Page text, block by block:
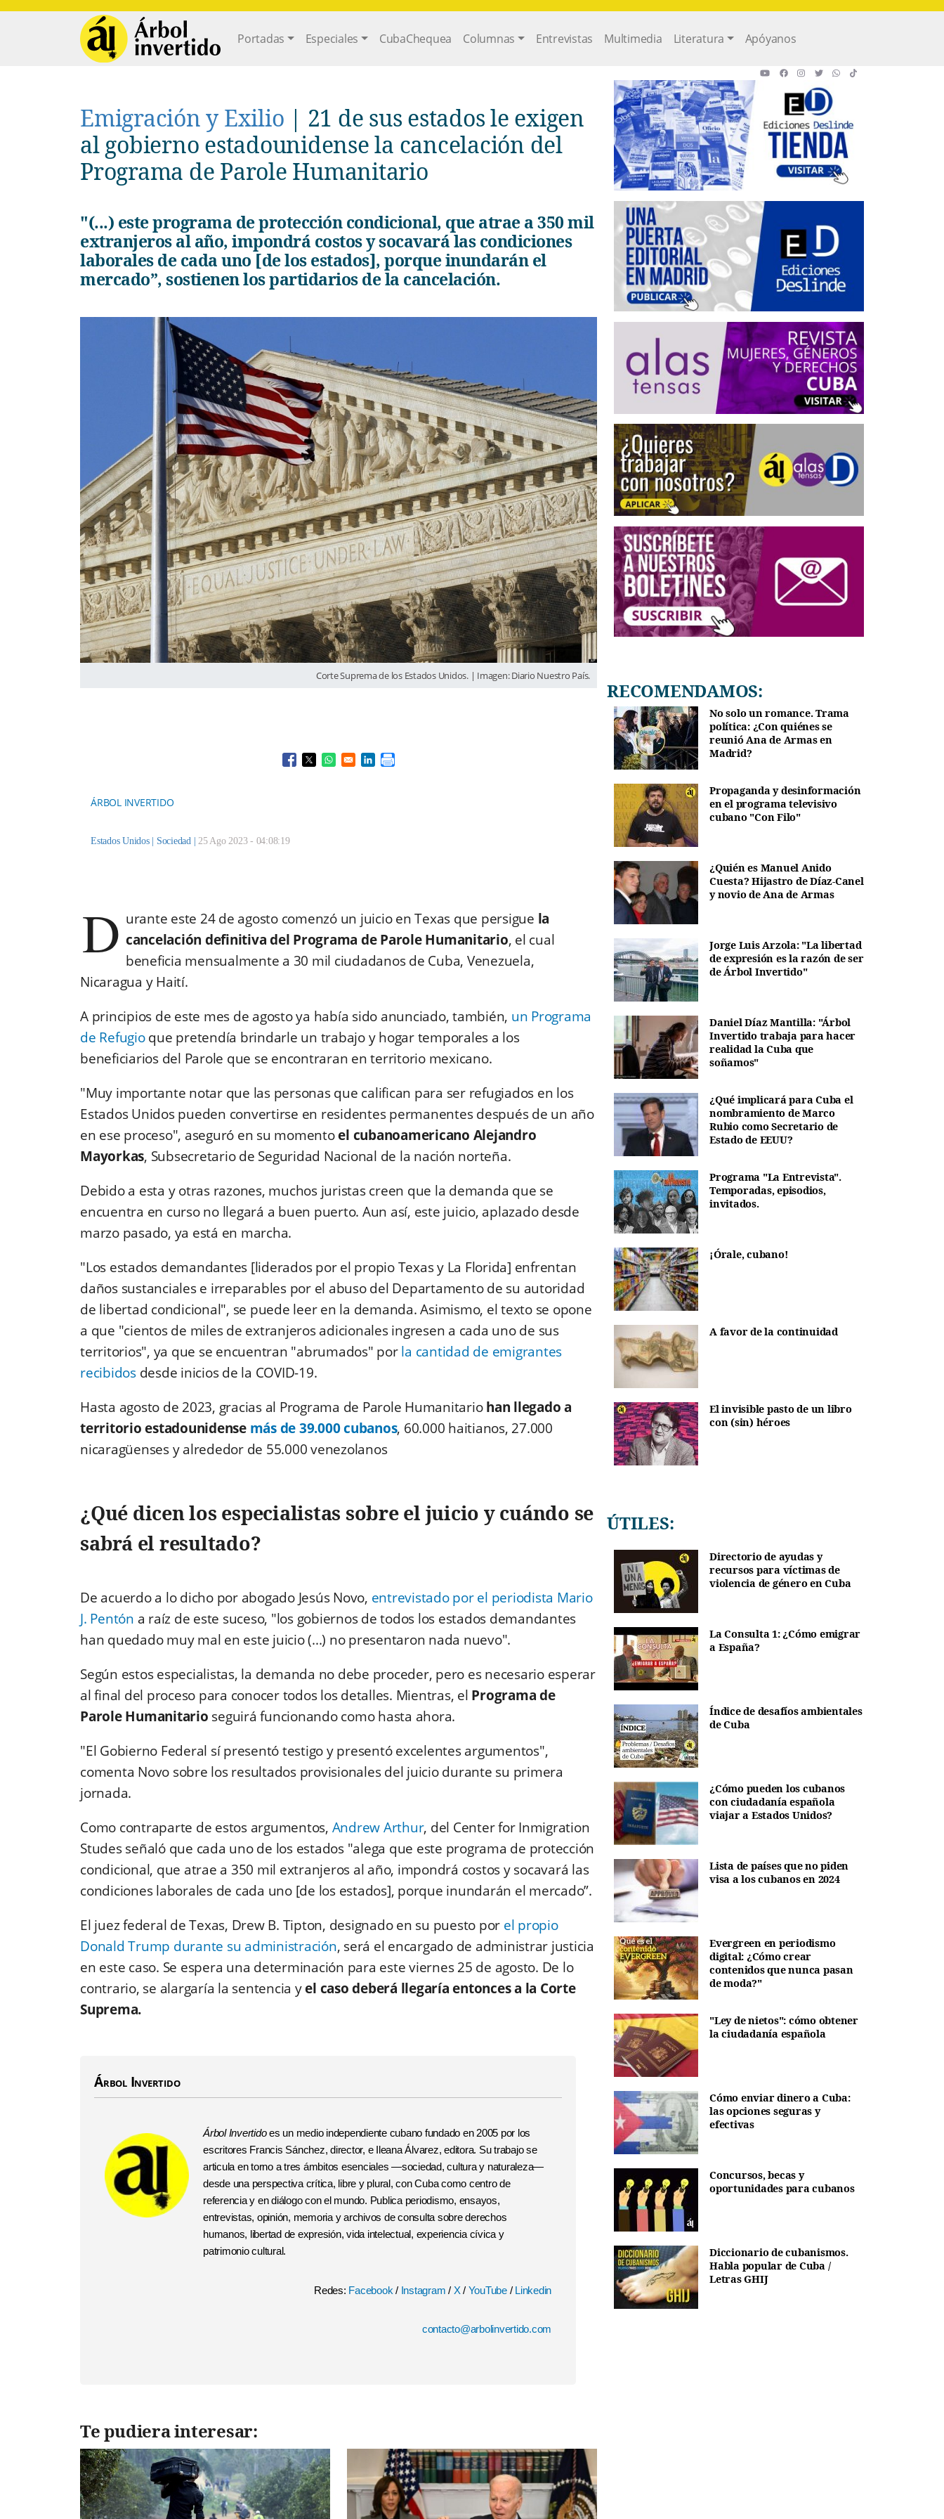
Main navigation
Portadas Especiales CubaChequea Columnas Entrevistas Multimedia Literatura Apóyanos
Emigración y Exilio | 21 de sus estados le exigen
al gobierno estadounidense la cancelación del
Programa de Parole Humanitario
"(...) este programa de protección condicional, que atrae a 350 mil
extranjeros al año, impondrá costos y socavará las condiciones
laborales de cada uno [de los estados], porque inundarán el
mercado”, sostienen los partidarios de la cancelación.
Corte Suprema de los Estados Unidos. | Imagen: Diario Nuestro País.
Opens in a new window
Opens in a new window
Opens in a new window
Opens in a new window
ÁRBOL INVERTIDO
Sociedad 25 Ago 2023 - 04:08:19
D urante este 24 de agosto comenzó un juicio en Texas que persigue la
cancelación definitiva del Programa de Parole Humanitario, el cual
beneficia mensualmente a 30 mil ciudadanos de Cuba, Venezuela,
Nicaragua y Haití.
A principios de este mes de agosto ya había sido anunciado, también, un Programa
de Refugioque pretendía brindarle un trabajo y hogar temporales a los
beneficiarios del Parole que se encontraran en territorio mexicano.
"Muy importante notar que las personas que califican para ser refugiados en los
Estados Unidos pueden convertirse en residentes permanentes después de un año
en ese proceso", aseguró en su momentoel cubanoamericano Alejandro
Mayorkas, Subsecretario de Seguridad Nacional de la nación norteña.
Debido a esta y otras razones, muchos juristas creen que la demanda que se
encuentra en curso no llegará a buen puerto. Aun así, este juicio, aplazado desde
marzo pasado, ya está en marcha.
"Los estados demandantes [liderados por el propio Texas y La Florida] enfrentan
daños sustanciales e irreparables por el abuso del Departamento de su autoridad
de libertad condicional", se puede leer en la demanda. Asimismo, el texto se opone
a que "cientos de miles de extranjeros adicionales ingresen a cada uno de sus
territorios", ya que se encuentran "abrumados" porla cantidad de emigrantes
recibidosdesde inicios de la COVID-19.
Hasta agosto de 2023, gracias al Programa de Parole Humanitariohan llegado a
territorio estadounidensemás de 39.000 cubanos, 60.000 haitianos, 27.000
nicaragüenses y alrededor de 55.000 venezolanos
¿Qué dicen los especialistas sobre el juicio y cuándo se
sabrá el resultado?
De acuerdo a lo dicho por abogado Jesús Novo, entrevistado por el periodista Mario
J. Pentón a raíz de este suceso, "los gobiernos de todos los estados demandantes
han quedado muy mal en este juicio (...) no presentaron nada nuevo".
Según estos especialistas, la demanda no debe proceder, pero es necesario esperar
al final del proceso para conocer todos los detalles. Mientras, el Programa de
Parole Humanitario seguirá funcionando como hasta ahora.
"El Gobierno Federal sí presentó testigo y presentó excelentes argumentos",
comenta Novo sobre los resultados provisionales del juicio durante su primera
jornada.
Como contraparte de estos argumentos, Andrew Arthur, del Center for Inmigration
Studes señaló que cada uno de los estados "alega que este programa de protección
condicional, que atrae a 350 mil extranjeros al año, impondrá costos y socavará las
condiciones laborales de cada uno [de los estados], porque inundarán el mercado”.
El juez federal de Texas, Drew B. Tipton, designado en su puesto por el propio
Donald Trump durante su administración, será el encargado de administrar justicia
en este caso. Se espera una determinación para este viernes 25 de agosto. De lo
contrario, se alargaría la sentencia yel caso deberá llegaría entonces a la Corte
Suprema.
Árbol Invertido
Árbol Invertidoes un medio independiente cubano fundado en 2005 por los
escritores Francis Sánchez, director, e Ileana Álvarez, editora. Su trabajo se
articula en torno a tres ámbitos esenciales —sociedad, cultura y naturaleza—
desde una perspectiva crítica, libre y plural, con Cuba como centro de
referencia y en diálogo con el mundo. Publica periodismo, ensayos,
entrevistas, opinión, memoria y archivos de consulta sobre derechos
humanos, libertad de expresión, vida intelectual, experiencia cívica y
patrimonio cultural.
Redes: Facebook / Instagram / X/ YouTube / Linkedin
contacto@arbolinvertido.com
Te pudiera interesar:
RECOMENDAMOS:
No solo un romance. Trama
política: ¿Con quiénes se
reunió Ana de Armas en
Madrid?
Propaganda y desinformación
en el programa televisivo
cubano "Con Filo"
¿Quién es Manuel Anido
Cuesta? Hijastro de Díaz-Canel
y novio de Ana de Armas
Jorge Luis Arzola: "La libertad
de expresión es la razón de ser
de Árbol Invertido"
Daniel Díaz Mantilla: "Árbol
Invertido trabaja para hacer
realidad la Cuba que
soñamos"
¿Qué implicará para Cuba el
nombramiento de Marco
Rubio como Secretario de
Estado de EEUU?
Programa "La Entrevista".
Temporadas, episodios,
invitados.
¡Órale, cubano!
A favor de la continuidad
El invisible pasto de un libro
con (sin) héroes
ÚTILES:
Directorio de ayudas y
recursos para víctimas de
violencia de género en Cuba
La Consulta 1: ¿Cómo emigrar
a España?
Índice de desafíos ambientales
de Cuba
¿Cómo pueden los cubanos
con ciudadanía española
viajar a Estados Unidos?
Lista de países que no piden
visa a los cubanos en 2024
Evergreen en periodismo
digital: ¿Cómo crear
contenidos que nunca pasan
de moda?"
"Ley de nietos": cómo obtener
la ciudadanía española
Cómo enviar dinero a Cuba:
las opciones seguras y
efectivas
Concursos, becas y
oportunidades para cubanos
Diccionario de cubanismos.
Habla popular de Cuba /
Letras GHIJ